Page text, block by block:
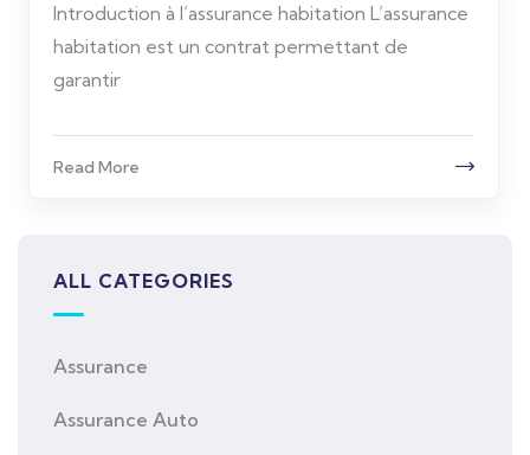
Introduction à l’assurance habitation L’assurance
habitation est un contrat permettant de
garantir
Read More
ALL CATEGORIES
Assurance
Assurance Auto